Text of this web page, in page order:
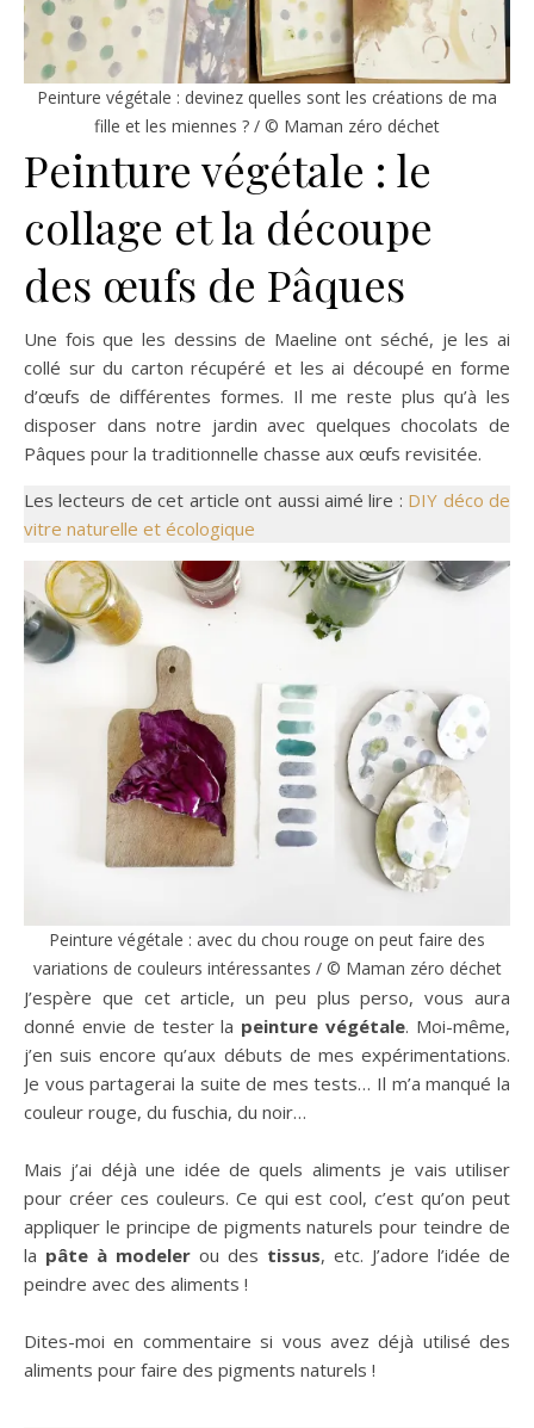
Peinture végétale : devinez quelles sont les créations de ma
fille et les miennes ? / © Maman zéro déchet
Peinture végétale : le
collage et la découpe
des œufs de Pâques
Une fois que les dessins de Maeline ont séché, je les ai
collé sur du carton récupéré et les ai découpé en forme
d’œufs de différentes formes. Il me reste plus qu’à les
disposer dans notre jardin avec quelques chocolats de
Pâques pour la traditionnelle chasse aux œufs revisitée.
Les lecteurs de cet article ont aussi aimé lire : DIY déco de
vitre naturelle et écologique
Peinture végétale : avec du chou rouge on peut faire des
variations de couleurs intéressantes / © Maman zéro déchet
J’espère que cet article, un peu plus perso, vous aura
donné envie de tester la peinture végétale. Moi-même,
j’en suis encore qu’aux débuts de mes expérimentations.
Je vous partagerai la suite de mes tests… Il m’a manqué la
couleur rouge, du fuschia, du noir…
Mais j’ai déjà une idée de quels aliments je vais utiliser
pour créer ces couleurs. Ce qui est cool, c’est qu’on peut
appliquer le principe de pigments naturels pour teindre de
la pâte à modeler ou des tissus, etc. J’adore l’idée de
peindre avec des aliments !
Dites-moi en commentaire si vous avez déjà utilisé des
aliments pour faire des pigments naturels !